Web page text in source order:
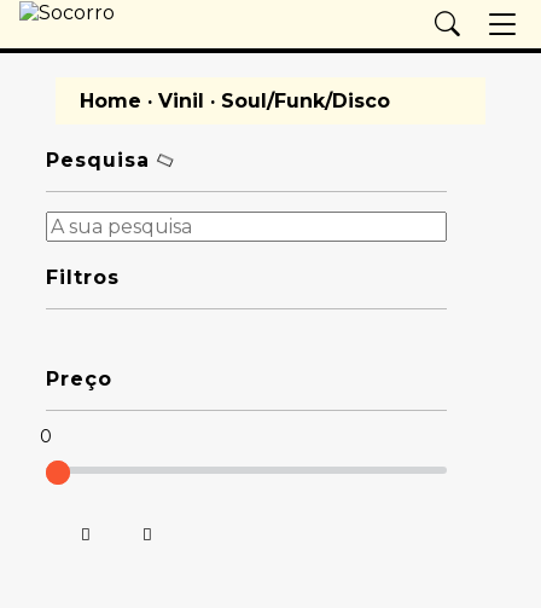
Home · Vinil · Soul/Funk/Disco
Pesquisa
Filtros
Preço
0